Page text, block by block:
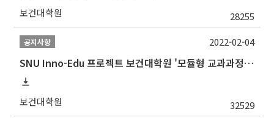
보건대학원 28255
공지사항
SNU Inno-Edu 프로젝트 보건대학원 '모듈형 교과과정' 안내(revised 2022/2/28)
보건대학원 32529
2022-02-04